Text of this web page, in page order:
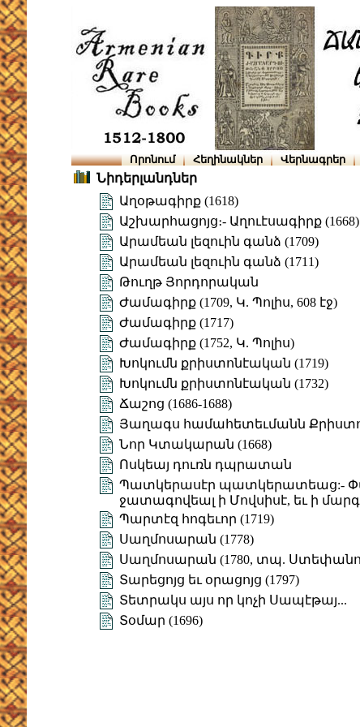
Որոնում Հեղինակներ Վերնագրեր
Նիդերլանդներ
Աղօթագիրք (1618)
Աշխարհացոյց։- Աղուէսագիրք (1668)
Արամեան լեզուին գանձ (1709)
Արամեան լեզուին գանձ (1711)
Թուղթ Յորդորական
Ժամագիրք (1709, Կ. Պոլիս, 608 էջ)
Ժամագիրք (1717)
Ժամագիրք (1752, Կ. Պոլիս)
Խոկումն քրիստոնէական (1719)
Խոկումն քրիստոնէական (1732)
Ճաշոց (1686-1688)
Յաղագս համահետեւմանն
Նոր Կտակարան (1668)
Ոսկեայ դուռն դպրատան
Պատկերասէր պատկերատեաց:-
ջատագովեալ ի Մովսիսէ, եւ ի
Պարտէզ հոգեւոր (1719)
Սաղմոսարան (1778)
Սաղմոսարան (1780, տպ.
Տարեցոյց եւ օրացոյց (1797)
Տետրակս այս որ կոչի Սապէթայ...
Տօմար (1696)